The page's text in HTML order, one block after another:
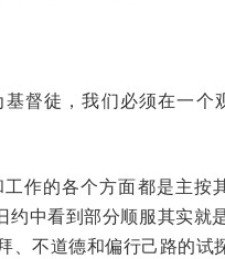
督徒，我们必须在一
作的各个方面都是主
约中看到部分顺服其实
、不道德和偏行己路的试